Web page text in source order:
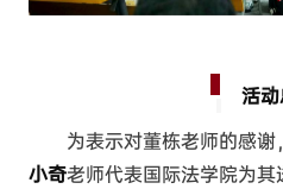
活
为表示对董栋老师的感
小奇老师代表国际法学院为其